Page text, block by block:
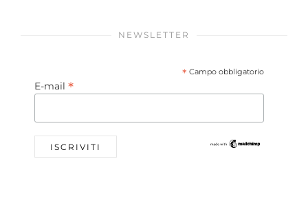
NEWSLETTER
* Campo obbligatorio
E-mail *